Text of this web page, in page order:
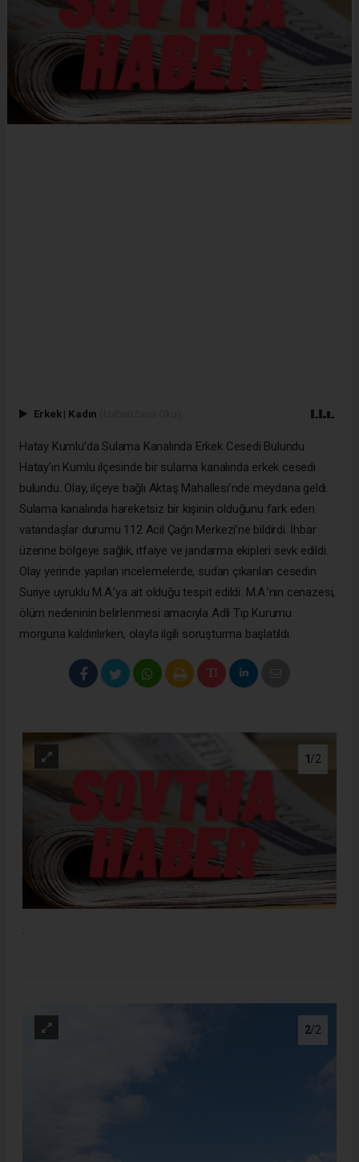
Erkek | Kadın
Hatay Kumlu’da Sulama Kanalında Erkek Cesedi Bulundu
Hatay’ın Kumlu ilçesinde bir sulama kanalında erkek cesedi
bulundu. Olay, ilçeye bağlı Aktaş Mahallesi’nde meydana geldi.
Sulama kanalında hareketsiz bir kişinin olduğunu fark eden
vatandaşlar durumu 112 Acil Çağrı Merkezi’ne bildirdi. İhbar
üzerine bölgeye sağlık, itfaiye ve jandarma ekipleri sevk edildi.
Olay yerinde yapılan incelemelerde, sudan çıkarılan cesedin
Suriye uyruklu M.A.’ya ait olduğu tespit edildi. M.A.’nın cenazesi,
ölüm nedeninin belirlenmesi amacıyla Adli Tıp Kurumu
morguna kaldırılırken, olayla ilgili soruşturma başlatıldı.
1 /2
.
2/2